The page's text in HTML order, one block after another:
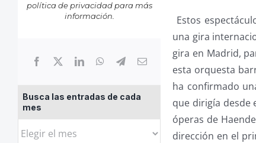
política de privacidadpara más
información.
Busca las entradas de cada
mes
Busca
Estos
una gira
gira en Madrid,
esta orquesta
ha confirmado
que dirigía desde
óperas de
dirección en el